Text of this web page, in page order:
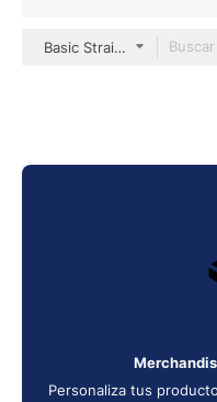
Basic Straight Filled
Personaliza tus